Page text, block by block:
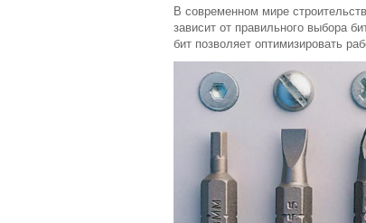
В современном мире
зависит от правильного выбора
бит позволяет оптимизировать